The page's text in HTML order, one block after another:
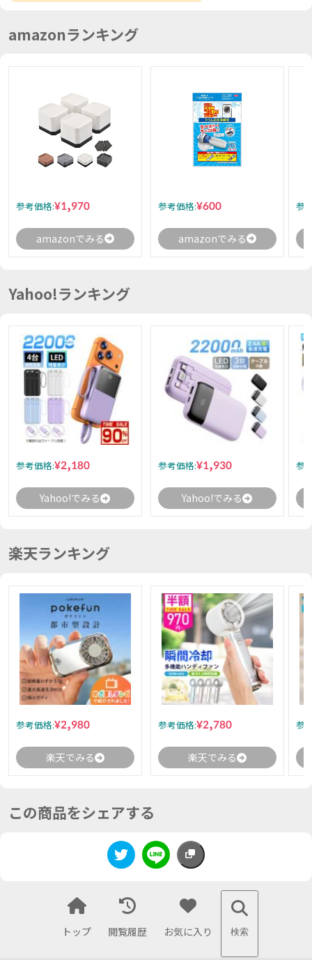
amazonランキング
参考価格:¥1,970
amazonでみる
参考価格:¥600
amazonでみる
参
Yahoo!ランキング
参考価格:¥2,180
Yahoo!でみる
参考価格:¥1,930
Yahoo!でみる
参
楽天ランキング
参考価格:¥2,980
楽天でみる
参考価格:¥2,780
楽天でみる
参
この商品をシェアする
トップ 閲覧履歴 お気に入り 検索